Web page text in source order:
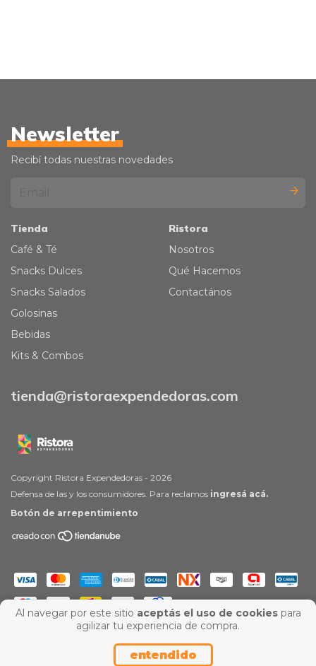
Al navegar por este sitio aceptás el uso de cookiespara
agilizar tu experiencia de compra.
entendido
Newsletter
Recibí todas nuestras novedades
Tienda
Café & Té
Snacks Dulces
Snacks Salados
Golosinas
Bebidas
Kits & Combos
Ristora
Nosotros
Qué Hacemos
Contactános
tienda@ristoraexpendedoras.com
Copyright Ristora Expendedoras - 2026
Defensa de las y los consumidores. Para reclamos ingresá acá.
Botón de arrepentimiento